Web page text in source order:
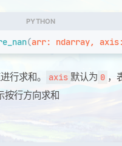
PYTHON
(arr: ndarray,
行求和。 axis 默认为 0 ，
按行方向求和